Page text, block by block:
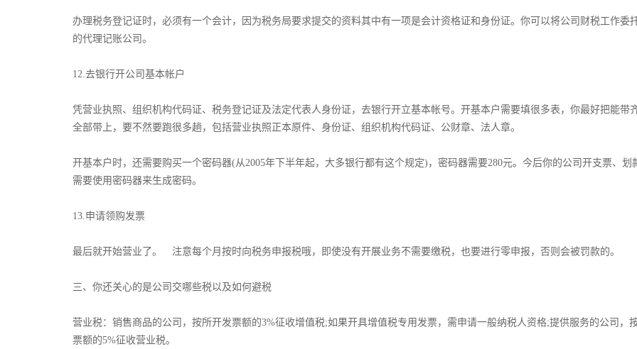
办理税务登记证时，必须有一个会计，因为税务局要求提交的资料其中有一项是会计资格证和身份证。你可以将公司财税工作委
的代理记账公司。
12.去银行开公司基本帐户
凭营业执照、组织机构代码证、税务登记证及法定代表人身份证，去银行开立基本帐号。开基本户需要填很多表，你最好把能带
全部带上，要不然要跑很多趟，包括营业执照正本原件、身份证、组织机构代码证、公财章、法人章。­
开基本户时，还需要购买一个密码器(从2005年下半年起，大多银行都有这个规定)，密码器需要280元。今后你的公司开支票、划
需要使用密码器来生成密码。­
­13.申请领购发票 ­
­最后就开始营业了。 注意每个月按时向税务申报税哦，即使没有开展业务不需要缴税，也要进行零申报，否则会被罚款的。­
­三、你还关心的是公司交哪些税以及如何避税
营业税：销售商品的公司，按所开发票额的3%征收增值税;如果开具增值税专用发票，需申请一般纳税人资格;提供服务的公司，
票额的5%征收营业税。­